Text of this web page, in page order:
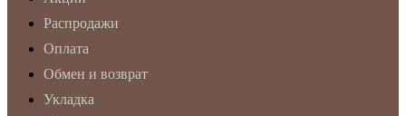
Распродажи
Оплата
Обмен и возврат
Укладка